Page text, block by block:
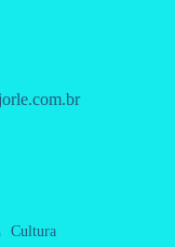
Cultura